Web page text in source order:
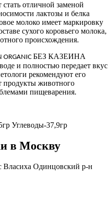
отличной заменой
лактозы и белка
молоко имеет маркировку
сухого коровьего молока,
происхождения.
ORGANIC БЕЗ КАЗЕИНА
и полностью передает вкус
рекомендуют его
продукты животного
пищеварения.
Углеводы-37,9гр
в Москву
Власиха Одинцовский р-н